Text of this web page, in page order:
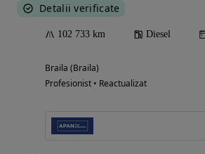
Detalii verificate
102 733 km Diesel
Braila (Braila)
Profesionist • Reactualizat